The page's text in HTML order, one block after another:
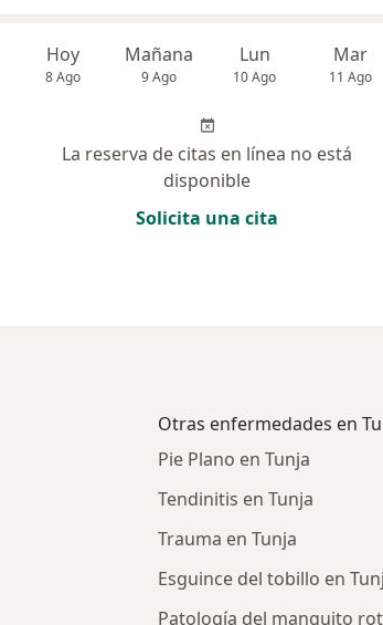
Hoy
8 Ago
Mañana
9 Ago
Lun
10 Ago
Mar
11 Ago
La reserva de citas en línea no está
disponible
Solicita una cita
Otras enfermedades en
Pie Plano en Tunja
Tendinitis en Tunja
Trauma en Tunja
Esguince del tobillo en
Patología del manguito